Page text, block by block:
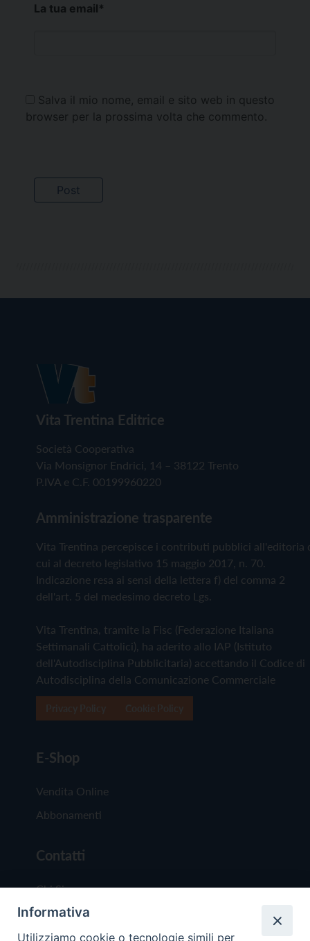
La tua email*
Salva il mio nome, email e sito web in questo
browser per la prossima volta che commento.
Vita Trentina Editrice
Società Cooperativa
Via Monsignor Endrici, 14 – 38122 Trento
P.IVA e C.F. 00199960220
Amministrazione trasparente
Vita Trentina percepisce i contributi pubblici all'editoria
cui al decreto legislativo 15 maggio 2017, n. 70.
Indicazione resa ai sensi della lettera f) del comma 2
dell'art. 5 del medesimo decreto Lgs.
Vita Trentina, tramite la Fisc (Federazione Italiana
Settimanali Cattolici), ha aderito allo IAP (Istituto
dell'Autodisciplina Pubblicitaria) accettando il Codice di
Autodisciplina della Comunicazione Commerciale
E-Shop
Vendita Online
Abbonamenti
Contatti
Chi Siamo
Redazione
Scrivici
Informativa
Utilizziamo cookie o tecnologie simili per